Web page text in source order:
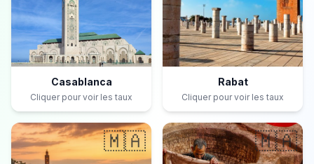
Casablanca
Cliquer pour voir les taux
Rabat
Cliquer pour voir les taux
🇲🇦 🇲🇦